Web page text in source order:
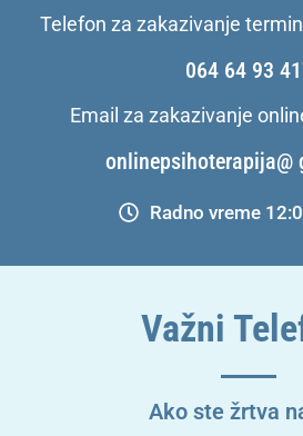
Telefon za zakazivanje
064 64 93
Email za zakazivanje
onlinepsihoterapija@
Radno vreme
Važni
Ako ste žrtva